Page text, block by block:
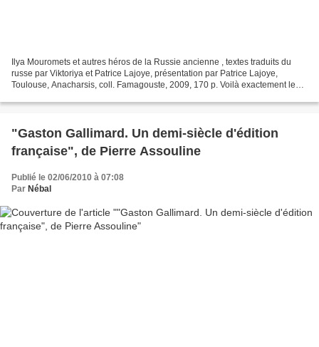
Ilya Mouromets et autres héros de la Russie ancienne , textes traduits du
russe par Viktoriya et Patrice Lajoye, présentation par Patrice Lajoye,
Toulouse, Anacharsis, coll. Famagouste, 2009, 170 p. Voilà exactement le
"Gaston Gallimard. Un demi-siècle d'édition
française", de Pierre Assouline
Publié le 02/06/2010 à 07:08
Par Nébal